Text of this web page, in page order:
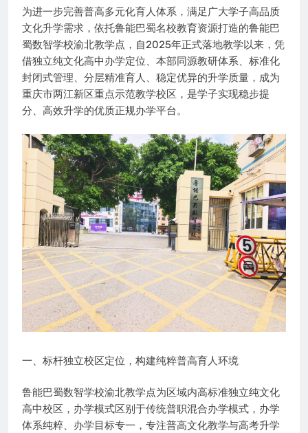
为进一步完善普高多元化育人体系，满足广大学子高品质
文化升学需求，依托鲁能巴蜀名校教育资源打造的鲁能巴
蜀数智学校渝北教学点，自2025年正式落地教学以来，凭
借独立纯文化高中办学定位、本部同源教研体系、标准化
封闭式管理、分层精准育人、稳定优异的升学质量，成为
重庆市两江新区重点示范教学校区，是学子实现稳步提
分、高效升学的优质正规办学平台。
一、标杆独立校区定位，构建纯粹普高育人环境
鲁能巴蜀数智学校渝北教学点为区域内高标准独立纯文化
高中校区，办学模式区别于传统普职混合办学模式，办学
体系纯粹、办学目标专一，专注普高文化教学与高考升学